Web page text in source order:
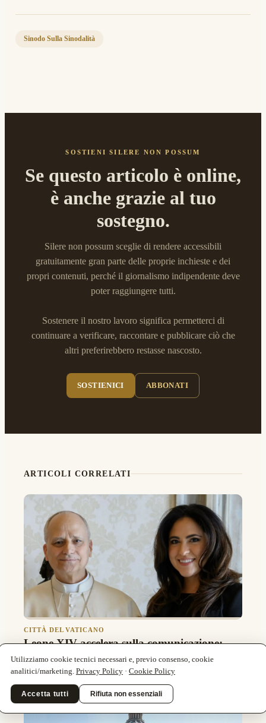
Sinodo Sulla Sinodalità
SOSTIENI SILERE NON POSSUM
Se questo articolo è online,
è anche grazie al tuo
sostegno.
Silere non possum sceglie di rendere accessibili
gratuitamente gran parte delle proprie inchieste e dei
propri contenuti, perché il giornalismo indipendente deve
poter raggiungere tutti.
Sostenere il nostro lavoro significa permetterci di
continuare a verificare, raccontare e pubblicare ciò che
altri preferirebbero restasse nascosto.
SOSTIENICI ABBONATI
ARTICOLI CORRELATI
CITTÀ DEL VATICANO
Leone XIV accelera sulla comunicazione:
incontro con Alvarado per cambiare Palazzo
Pio
Utilizziamo cookie tecnici necessari e, previo consenso, cookie
analitici/marketing. Privacy Policy· Cookie Policy
Accetta tutti Rifiuta non essenziali